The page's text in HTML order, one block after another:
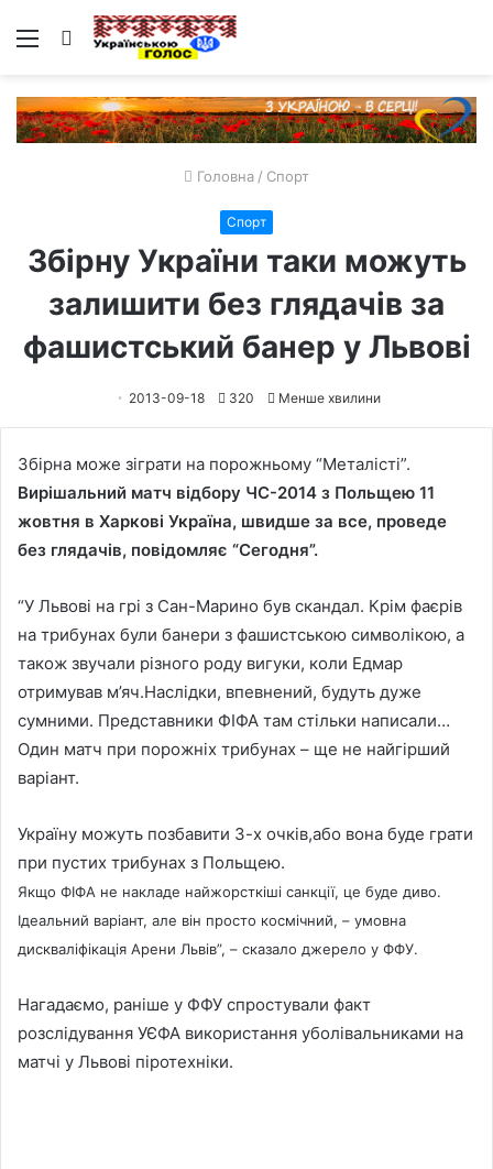
Меню Пошук
Головна / Спорт
Спорт
Збірну України таки можуть
залишити без глядачів за
фашистський банер у Львові
2013-09-18 320 Менше хвилини
Збірна може зіграти на порожньому “Металісті”.
Вирішальний матч відбору ЧС-2014 з Польщею 11
жовтня в Харкові Україна, швидше за все, проведе
без глядачів, повідомляє “Сегодня”.
“У Львові на грі з Сан-Марино був скандал. Крім фаєрів
на трибунах були банери з фашистською символікою, а
також звучали різного роду вигуки, коли Едмар
отримував м’яч.Наслідки, впевнений, будуть дуже
сумними. Представники ФІФА там стільки написали…
Один матч при порожніх трибунах – ще не найгірший
варіант.
Україну можуть позбавити 3-х очків,або вона буде грати
при пустих трибунах з Польщею.
Якщо ФІФА не накладе найжорсткіші санкції, це буде диво.
Ідеальний варіант, але він просто космічний, – умовна
дискваліфікація Арени Львів”, – сказало джерело у ФФУ.
Нагадаємо, раніше у ФФУ спростували факт
розслідування УЄФА використання уболівальниками на
матчі у Львові піротехніки.